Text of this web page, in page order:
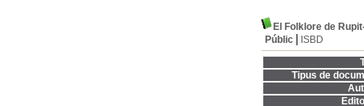
El Folklore de
Públic
ISBD
Tipus de